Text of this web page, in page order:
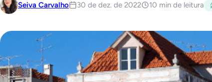
Seiva Carvalho 30 de dez. de 2022 10 min de leitura